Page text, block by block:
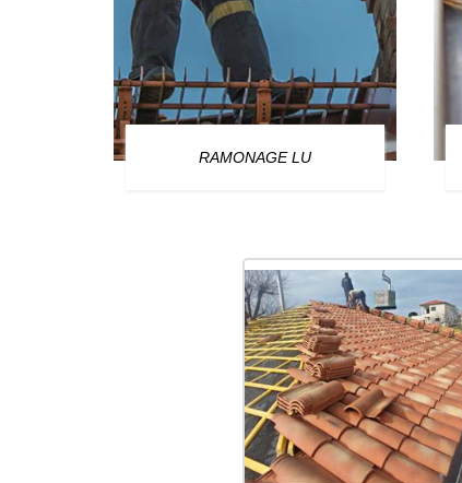
RAMONAGE LU